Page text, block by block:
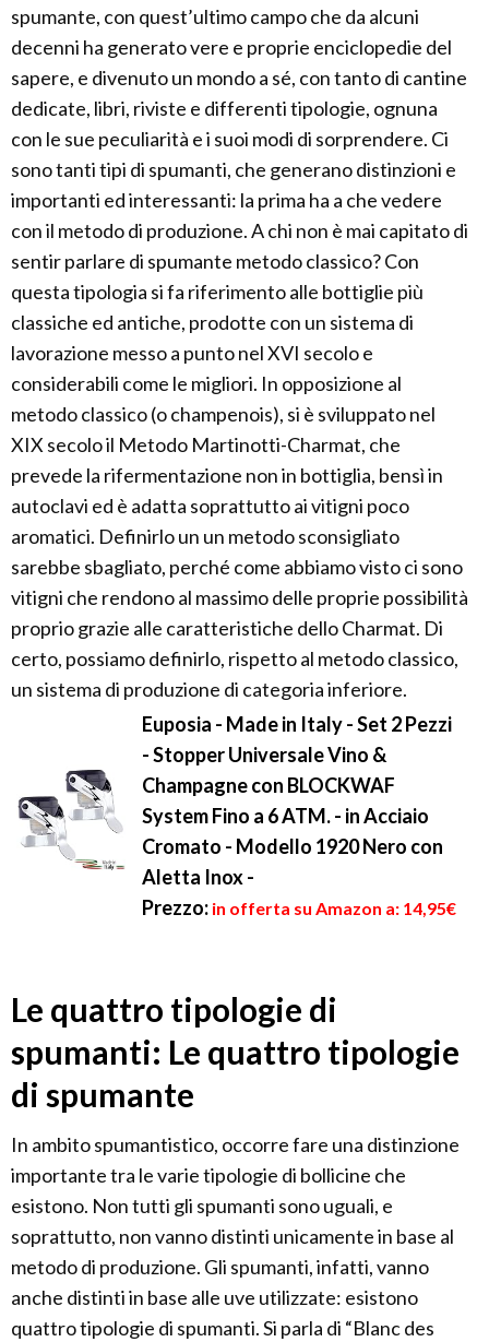
spumante, con quest’ultimo campo che da alcuni
decenni ha generato vere e proprie enciclopedie del
sapere, e divenuto un mondo a sé, con tanto di cantine
dedicate, libri, riviste e differenti tipologie, ognuna
con le sue peculiarità e i suoi modi di sorprendere. Ci
sono tanti tipi di spumanti, che generano distinzioni e
importanti ed interessanti: la prima ha a che vedere
con il metodo di produzione. A chi non è mai capitato di
sentir parlare di spumante metodo classico? Con
questa tipologia si fa riferimento alle bottiglie più
classiche ed antiche, prodotte con un sistema di
lavorazione messo a punto nel XVI secolo e
considerabili come le migliori. In opposizione al
metodo classico (o champenois), si è sviluppato nel
XIX secolo il Metodo Martinotti-Charmat, che
prevede la rifermentazione non in bottiglia, bensì in
autoclavi ed è adatta soprattutto ai vitigni poco
aromatici. Definirlo un un metodo sconsigliato
sarebbe sbagliato, perché come abbiamo visto ci sono
vitigni che rendono al massimo delle proprie possibilità
proprio grazie alle caratteristiche dello Charmat. Di
certo, possiamo definirlo, rispetto al metodo classico,
un sistema di produzione di categoria inferiore.
Euposia - Made in Italy - Set 2 Pezzi
- Stopper Universale Vino &
Champagne con BLOCKWAF
System Fino a 6 ATM. - in Acciaio
Cromato - Modello 1920 Nero con
Aletta Inox -
Prezzo: in offerta su Amazon a: 14,95€
Le quattro tipologie di
spumanti: Le quattro tipologie
di spumante
In ambito spumantistico, occorre fare una distinzione
importante tra le varie tipologie di bollicine che
esistono. Non tutti gli spumanti sono uguali, e
soprattutto, non vanno distinti unicamente in base al
metodo di produzione. Gli spumanti, infatti, vanno
anche distinti in base alle uve utilizzate: esistono
quattro tipologie di spumanti. Si parla di “Blanc des